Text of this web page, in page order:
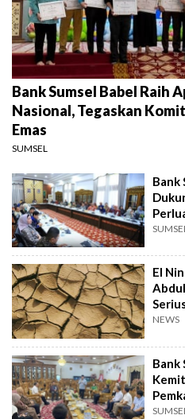
Bank Sumsel Babel Raih
Nasional, Tegaskan
Emas
SUMSEL
Bank
SUMSEL
El
NEWS
Bank
SUMSEL